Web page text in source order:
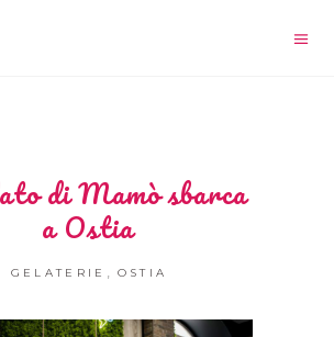
di Mamò sbarca
a Ostia
GELATERIE OSTIA